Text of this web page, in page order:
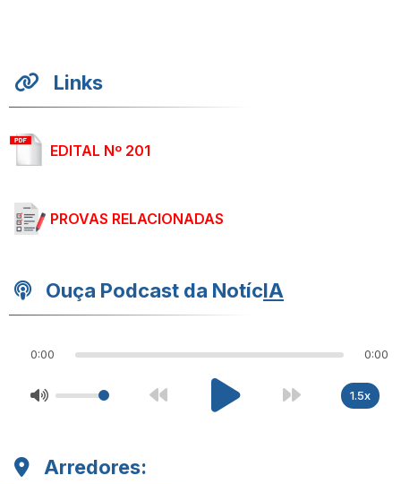
Links
EDITAL Nº 201
PROVAS RELACIONADAS
Ouça Podcast da NotícIA
0:00 0:00
1.5x
Arredores: